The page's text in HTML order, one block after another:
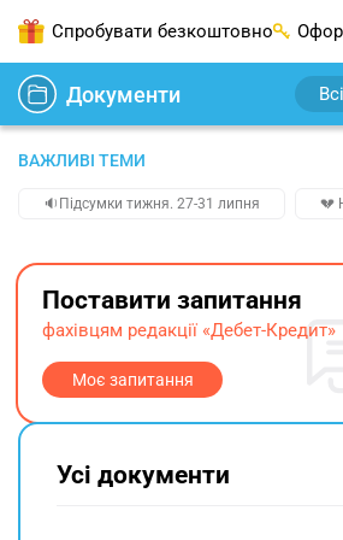
Спробувати безкоштовно
Документи
ВАЖЛИВІ ТЕМИ
🔉Підсумки тижня. 27-31 липня 💔
Поставити запитання
фахівцям редакції «Дебет-Кредит»
Моє запитання
Усі документи